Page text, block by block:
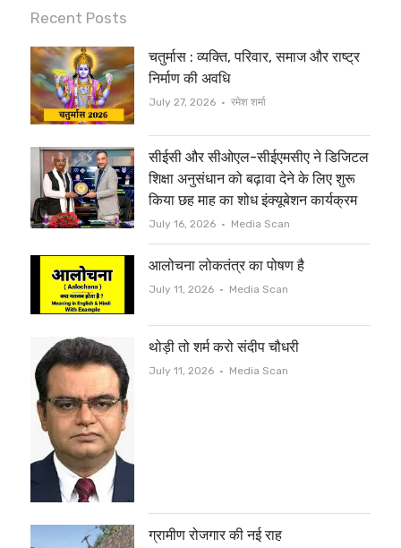
i
t
t
e
r
c
e
b
o
o
k
Recent Posts
चतुर्मास : व्यक्ति, परिवार, समाज और राष्ट्र
निर्माण की अवधि
July 27, 2026 Author
रमेश शर्मा
सीईसी और सीओएल-सीईएमसीए ने डिजिटल
शिक्षा अनुसंधान को बढ़ावा देने के लिए शुरू
किया छह माह का शोध इंक्यूबेशन कार्यक्रम
July 16, 2026 Author
Media Scan
आलोचना लोकतंत्र का पोषण है
July 11, 2026 Author
Media Scan
थोड़ी तो शर्म करो संदीप चौधरी
July 11, 2026 Author
Media Scan
ग्रामीण रोजगार की नई राह